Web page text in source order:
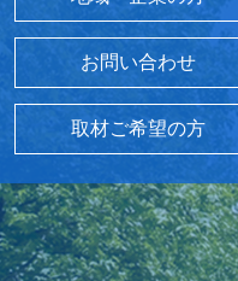
お問い合わせ
取材ご希望の方